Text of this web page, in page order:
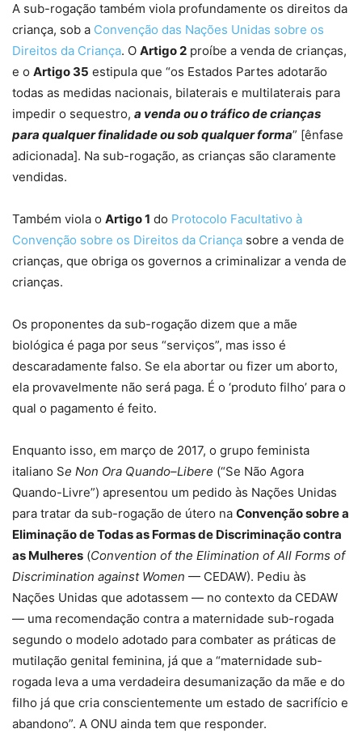
A sub-rogação também viola profundamente os direitos da
criança, sob a Convenção das Nações Unidas sobre os
Direitos da Criança. O Artigo 2 proíbe a venda de crianças,
e o Artigo 35 estipula que “os Estados Partes adotarão
todas as medidas nacionais, bilaterais e multilaterais para
impedir o sequestro, a venda ou o tráfico de crianças
para qualquer finalidade ou sob qualquer forma” [ênfase
adicionada]. Na sub-rogação, as crianças são claramente
vendidas.
Também viola o Artigo 1 do Protocolo Facultativo à
Convenção sobre os Direitos da Criança sobre a venda de
crianças, que obriga os governos a criminalizar a venda de
crianças.
Os proponentes da sub-rogação dizem que a mãe
biológica é paga por seus “serviços”, mas isso é
descaradamente falso. Se ela abortar ou fizer um aborto,
ela provavelmente não será paga. É o ‘produto filho’ para o
qual o pagamento é feito.
Enquanto isso, em março de 2017, o grupo feminista
italiano Se Non Ora Quando–Libere (“Se Não Agora
Quando-Livre”) apresentou um pedido às Nações Unidas
para tratar da sub-rogação de útero na Convenção sobre a
Eliminação de Todas as Formas de Discriminação contra
as Mulheres (Convention of the Elimination of All Forms of
Discrimination against Women — CEDAW). Pediu às
Nações Unidas que adotassem — no contexto da CEDAW
— uma recomendação contra a maternidade sub-rogada
segundo o modelo adotado para combater as práticas de
mutilação genital feminina, já que a “maternidade sub-
rogada leva a uma verdadeira desumanização da mãe e do
filho já que cria conscientemente um estado de sacrifício e
abandono”. A ONU ainda tem que responder.